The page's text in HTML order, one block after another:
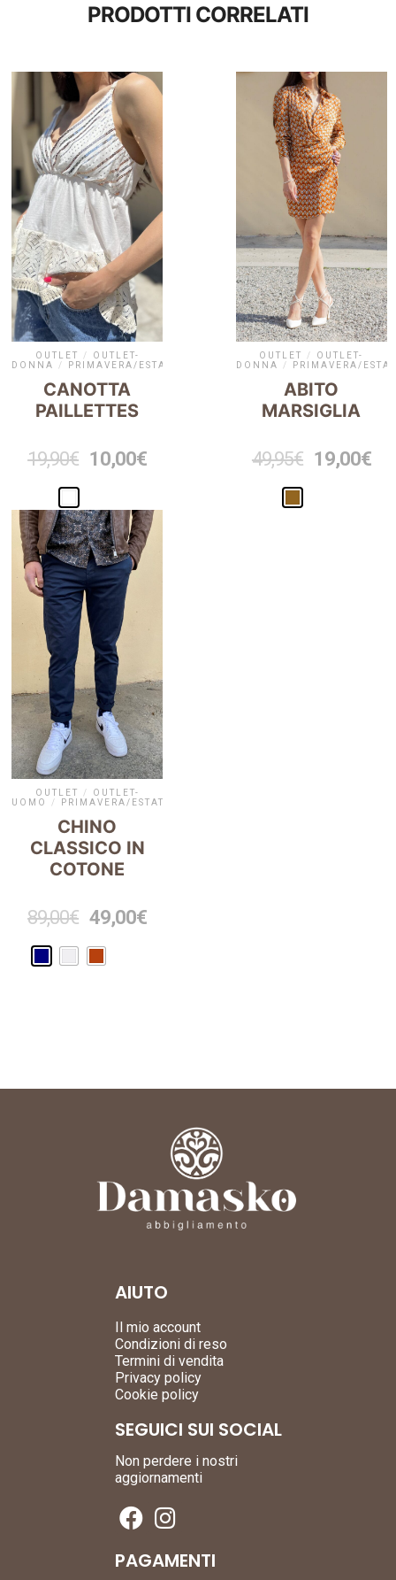
PRODOTTI CORRELATI
OUTLET /
OUTLET-
DONNA
/ PRIMAVERA/ESTATE
CANOTTA
PAILLETTES
19,90€ 10,00€
OUTLET /
OUTLET-
DONNA
/ PRIMAVERA/
ABITO
MARSIGLIA
49,95€ 19,00€
OUTLET /
OUTLET-
UOMO
/ PRIMAVERA/ESTATE
CHINO
CLASSICO IN
COTONE
89,00€ 49,00€
SEGUICI SUI SOCIAL
Non perdere i nostri
aggiornamenti
PAGAMENTI
AIUTO
Il mio account
Condizioni di reso
Termini di vendita
Privacy policy
Cookie policy